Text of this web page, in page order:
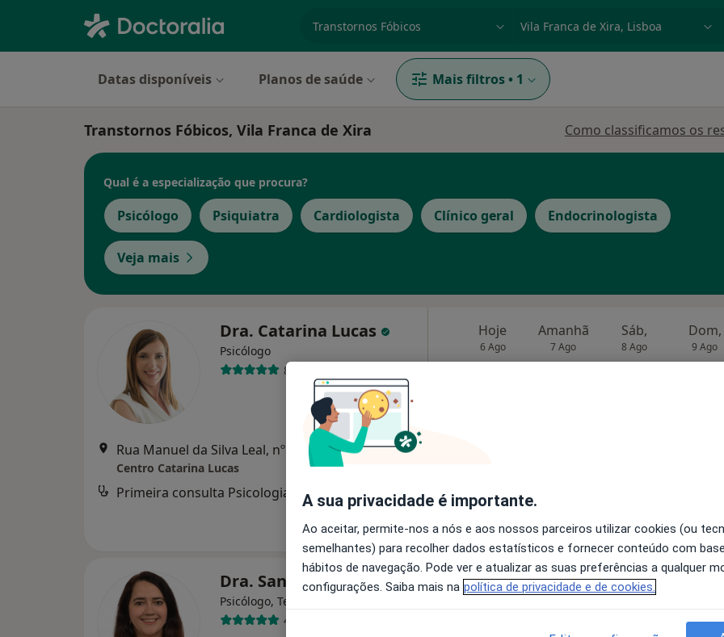
especialidade, doença ou nome
Datas disponíveis Planos de saúde Mais filtros • 1
Transtornos Fóbicos, Vila Franca de Xira Como classificamos os
Qual é a especialização que procura?
Psicólogo Psiquiatra Cardiologista Clínico geral Endocrinologista
Veja mais
Dra. Catarina Lucas
Psicólogo
86 opiniões
Rua Manuel da Silva Leal, nº 7A, Lisboa•Mapa
Centro Catarina Lucas
Primeira consulta Psicologia desde 60 €
Hoje
6 Ago
Amanhã
7 Ago
Sáb,
8 Ago
Dom,
9 Ago
Dra. Sandra Correia
Psicólogo, Terapeuta alternativo
44 opiniões
Hoje
6 Ago
Amanhã
7 Ago
Sáb,
8 Ago
A sua privacidade é importante.
Ao aceitar, permite-nos a nós e aos nossos parceiros utilizar cookies (ou
semelhantes) para recolher dados estatísticos e fornecer conteúdo com
hábitos de navegação. Pode ver e atualizar as suas preferências a qualquer
configurações. Saiba mais na política de privacidade e de cookies.